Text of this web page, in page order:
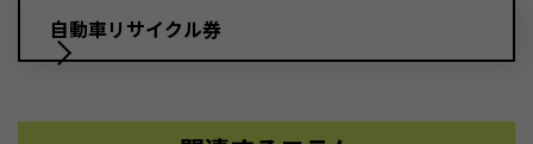
自動車リサイクル券